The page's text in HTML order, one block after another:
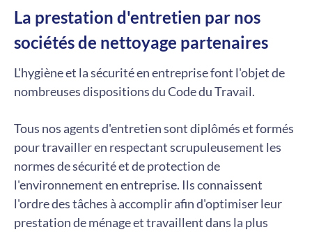
La prestation d'entretien par nos
sociétés de nettoyage partenaires
L'hygiène et la sécurité en entreprise font l'objet de
nombreuses dispositions du Code du Travail.
Tous nos agents d'entretien sont diplômés et formés
pour travailler en respectant scrupuleusement les
normes de sécurité et de protection de
l'environnement en entreprise. Ils connaissent
l'ordre des tâches à accomplir afin d'optimiser leur
prestation de ménage et travaillent dans la plus